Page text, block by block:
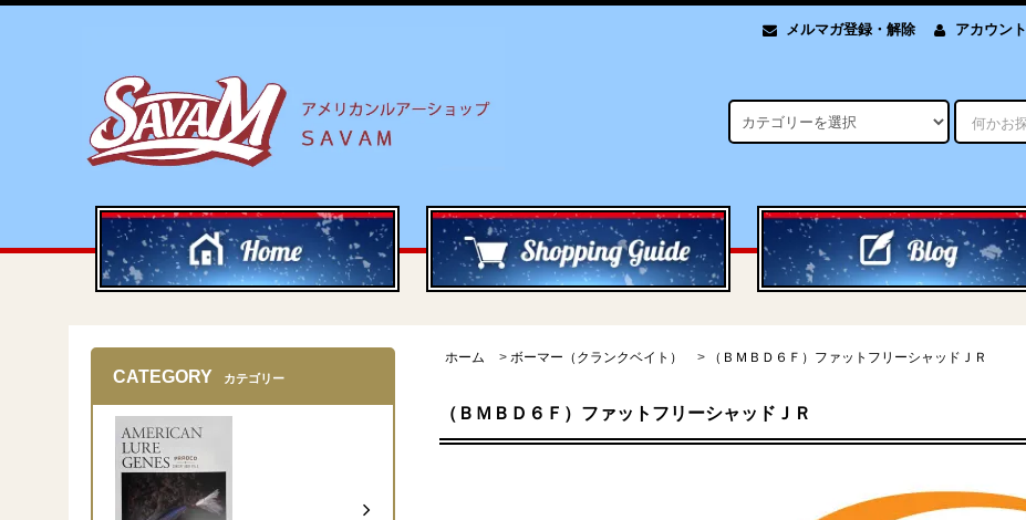
メルマガ登録・解除 アカウント
ホーム > ボーマー（クランクベイト） > （ＢＭＢＤ６Ｆ）ファットフリーシャッドＪＲ
（ＢＭＢＤ６Ｆ）ファットフリーシャッドＪＲ
CATEGORY カテゴリー